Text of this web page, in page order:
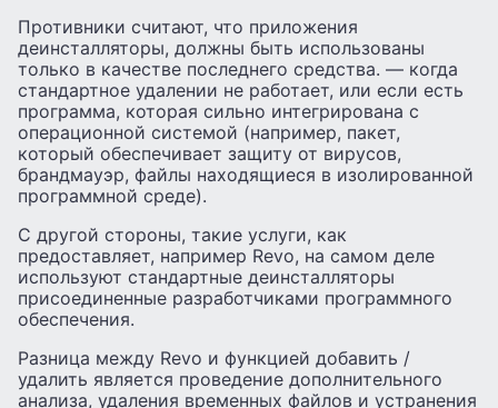
Противники считают, что приложения
деинсталляторы, должны быть использованы
только в качестве последнего средства. — когда
стандартное удалении не работает, или если есть
программа, которая сильно интегрирована с
операционной системой (например, пакет,
который обеспечивает защиту от вирусов,
брандмауэр, файлы находящиеся в изолированной
программной среде).
С другой стороны, такие услуги, как
предоставляет, например Revo, на самом деле
используют стандартные деинсталляторы
присоединенные разработчиками программного
обеспечения.
Разница между Revo и функцией добавить /
удалить является проведение дополнительного
анализа, удаления временных файлов и устранения